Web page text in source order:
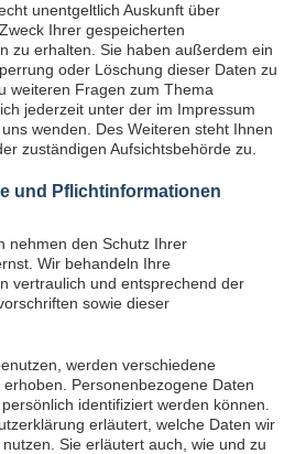
unentgeltlich Auskunft über
Ihrer gespeicherten
zu erhalten. Sie haben außerdem ein
oder Löschung dieser Daten zu
weiteren Fragen zum Thema
jederzeit unter der im Impressum
wenden. Des Weiteren steht Ihnen
zuständigen Aufsichtsbehörde zu.
und Pflichtinformationen
nehmen den Schutz Ihrer
Wir behandeln Ihre
vertraulich und entsprechend der
sowie dieser
werden verschiedene
Personenbezogene Daten
identifiziert werden können.
erläutert, welche Daten wir
Sie erläutert auch, wie und zu